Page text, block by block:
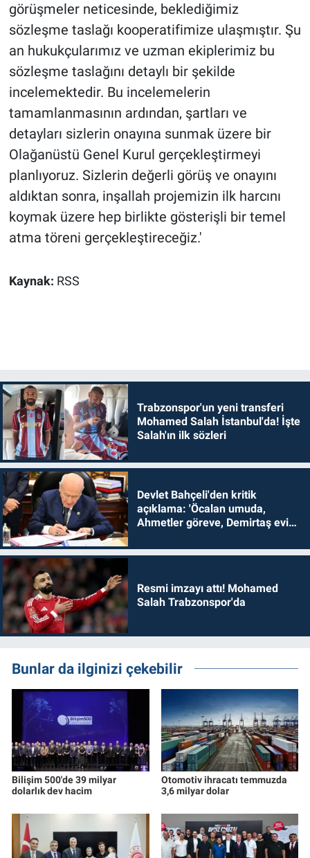
görüşmeler neticesinde, beklediğimiz
sözleşme taslağı kooperatifimize ulaşmıştır. Şu
an hukukçularımız ve uzman ekiplerimiz bu
sözleşme taslağını detaylı bir şekilde
incelemektedir. Bu incelemelerin
tamamlanmasının ardından, şartları ve
detayları sizlerin onayına sunmak üzere bir
Olağanüstü Genel Kurul gerçekleştirmeyi
planlıyoruz. Sizlerin değerli görüş ve onayını
aldıktan sonra, inşallah projemizin ilk harcını
koymak üzere hep birlikte gösterişli bir temel
atma töreni gerçekleştireceğiz.'
Kaynak: RSS
Trabzonspor'un yeni transferi
Mohamed Salah İstanbul'da! İşte
Salah'ın ilk sözleri
Devlet Bahçeli'den kritik
açıklama: 'Öcalan umuda,
Ahmetler göreve, Demirtaş evine
Resmi imzayı attı! Mohamed
Salah Trabzonspor'da
Bunlar da ilginizi çekebilir
Bilişim 500'de 39 milyar
dolarlık dev hacim
Otomotiv ihracatı temmuzda
3,6 milyar dolar